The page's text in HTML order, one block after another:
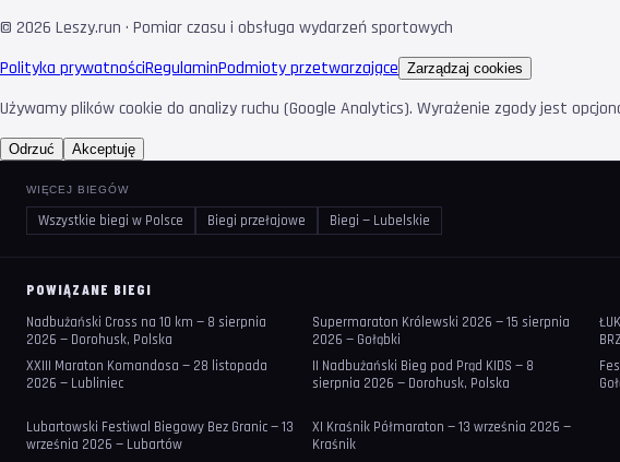
© 2026 Leszy.run · Pomiar czasu i obsługa wydarzeń sportowych
Polityka prywatnościRegulaminPodmioty przetwarzające Zarządzaj cookies
Używamy plików cookie do analizy ruchu (Google Analytics). Wyrażenie zgody jest
Odrzuć Akceptuję
WIĘCEJ BIEGÓW
Wszystkie biegi w Polsce Biegi przełajowe Biegi — Lubelskie
POWIĄZANE BIEGI
Nadbużański Cross na 10 km — 8 sierpnia
2026 — Dorohusk, Polska
Supermaraton Królewski 2026 — 15 sierpnia
2026 — Gołąbki
XXIII Maraton Komandosa — 28 listopada
2026 — Lubliniec
II Nadbużański Bieg pod Prąd KIDS — 8
sierpnia 2026 — Dorohusk, Polska
Lubartowski Festiwal Biegowy Bez Granic — 13
września 2026 — Lubartów
XI Kraśnik Półmaraton — 13 września 2026 —
Kraśnik